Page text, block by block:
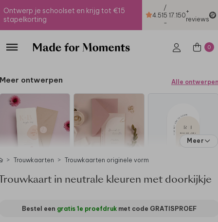
Ontwerp je schoolset en krijg tot €15
stapelkorting
4.51
/
5
-
17.150+
reviews
0
Meer ontwerpen Alle ontwerpen
Meer
Trouwkaarten Trouwkaarten originele vorm
in neutrale kleuren met doorkijkje
Bestel een gratis 1e proefdrukmet code GRATISPROEF